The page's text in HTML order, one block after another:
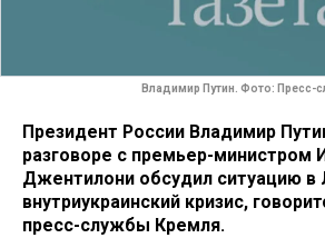
Владимир Путин. Фото: Пресс-
Президент России Владимир
разговоре с премьер-министром
Джентилони обсудил ситуацию в
внутриукраинский кризис,
пресс-службы Кремля.